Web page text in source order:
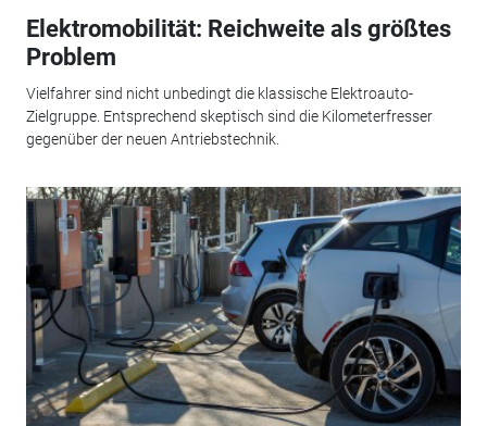
Elektromobilität: Reichweite als größtes
Problem
Vielfahrer sind nicht unbedingt die klassische Elektroauto-
Zielgruppe. Entsprechend skeptisch sind die Kilometerfresser
gegenüber der neuen Antriebstechnik.